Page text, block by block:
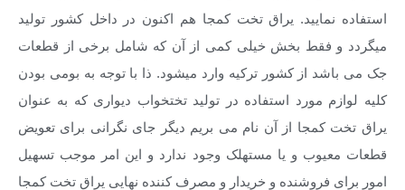
استفاده نمایید. یراق تخت کمجا هم اکنون در داخل کشور تولید
میگردد و فقط بخش خیلی کمی از آن که شامل برخی از قطعات
جک می باشد از کشور ترکیه وارد میشود. ذا با توجه به بومی بودن
کلیه لوازم مورد استفاده در تولید تختخواب دیواری که به عنوان
یراق تخت کمجا از آن نام می بریم دیگر جای نگرانی برای تعویض
قطعات معیوب و یا مستهلک وجود ندارد و این امر موجب تسهیل
امور برای فروشنده و خریدار و مصرف کننده نهایی یراق تخت کمجا